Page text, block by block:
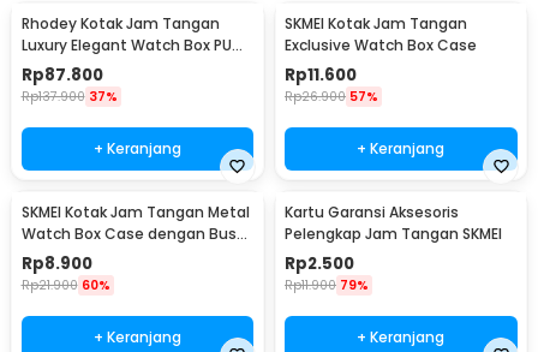
Rhodey Kotak Jam Tangan
Luxury Elegant Watch Box PU
Leather 10 Slot - Z-0003
Rp87.800
Rp137.900 37%
+ Keranjang
SKMEI Kotak Jam Tangan
Exclusive Watch Box Case
Rp11.600
Rp26.900 57%
+ Keranjang
SKMEI Kotak Jam Tangan Metal
Watch Box Case dengan Busa
Pelindung
Rp8.900
Rp21.900 60%
+ Keranjang
Kartu Garansi Aksesoris
Pelengkap Jam Tangan SKMEI
Rp2.500
Rp11.900 79%
+ Keranjang